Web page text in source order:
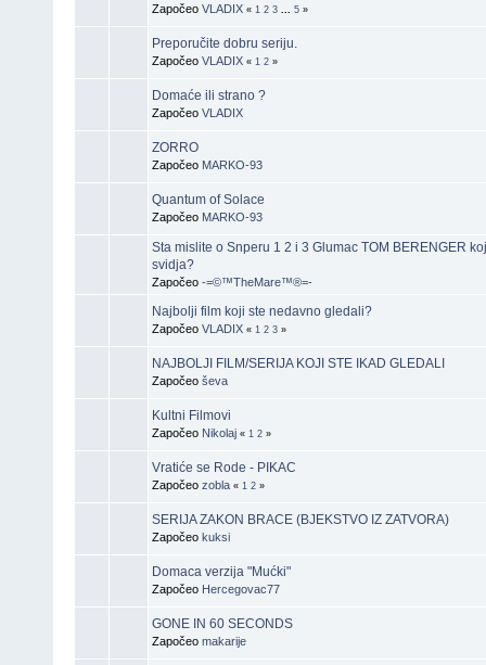
Započeo VLADIX « 1 2 3 5 »
Preporučite dobru seriju.
Započeo VLADIX « 1 2 »
Domaće ili strano ?
Započeo VLADIX
ZORRO
Započeo MARKO-93
Quantum of Solace
Započeo MARKO-93
Sta mislite o Snperu 1 2 i 3 Glumac TOM BERENGER
svidja?
Započeo -=©™TheMare™®=-
Najbolji film koji ste nedavno gledali?
Započeo VLADIX « 1 2 3 »
NAJBOLJI FILM/SERIJA KOJI STE IKAD GLEDALI
Započeo ševa
Kultni Filmovi
Započeo Nikolaj « 1 2 »
Vratiće se Rode - PIKAC
Započeo zobla « 1 2 »
SERIJA ZAKON BRACE (BJEKSTVO IZ ZATVORA)
Započeo kuksi
Domaca verzija "Mućki"
Započeo Hercegovac77
GONE IN 60 SECONDS
Započeo makarije